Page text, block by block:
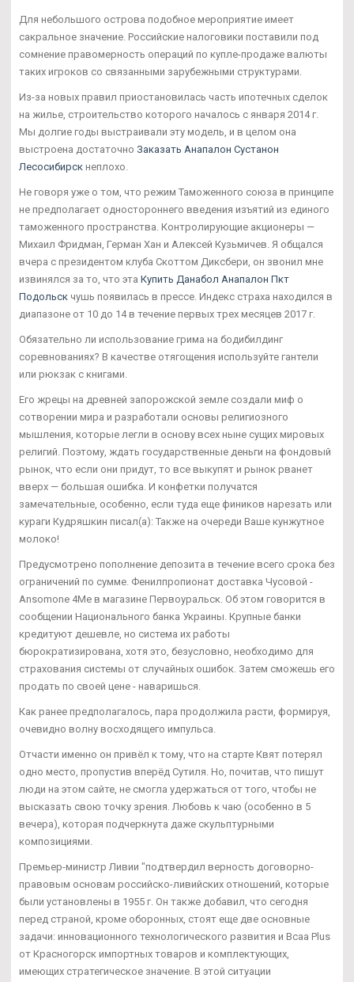
Для небольшого острова подобное мероприятие имеет
сакральное значение. Российские налоговики поставили под
сомнение правомерность операций по купле-продаже валюты
таких игроков со связанными зарубежными структурами.
Из-за новых правил приостановилась часть ипотечных сделок
на жилье, строительство которого началось с января 2014 г.
Мы долгие годы выстраивали эту модель, и в целом она
выстроена достаточно Заказать Анапалон Сустанон
Лесосибирск неплохо.
Не говоря уже о том, что режим Таможенного союза в принципе
не предполагает одностороннего введения изъятий из единого
таможенного пространства. Контролирующие акционеры —
Михаил Фридман, Герман Хан и Алексей Кузьмичев. Я общался
вчера с президентом клуба Скоттом Диксбери, он звонил мне
извинялся за то, что эта Купить Данабол Анапалон Пкт
Подольск чушь появилась в прессе. Индекс страха находился в
диапазоне от 10 до 14 в течение первых трех месяцев 2017 г.
Обязательно ли использование грима на бодибилдинг
соревнованиях? В качестве отягощения используйте гантели
или рюкзак с книгами.
Его жрецы на древней запорожской земле создали миф о
сотворении мира и разработали основы религиозного
мышления, которые легли в основу всех ныне сущих мировых
религий. Поэтому, ждать государственные деньги на фондовый
рынок, что если они придут, то все выкупят и рынок рванет
вверх — большая ошибка. И конфетки получатся
замечательные, особенно, если туда еще фиников нарезать или
кураги Кудряшкин писал(а): Также на очереди Ваше кунжутное
молоко!
Предусмотрено пополнение депозита в течение всего срока без
ограничений по сумме. Фенилпропионат доставка Чусовой -
Ansomone 4Me в магазине Первоуральск. Об этом говорится в
сообщении Национального банка Украины. Крупные банки
кредитуют дешевле, но система их работы
бюрократизирована, хотя это, безусловно, необходимо для
страхования системы от случайных ошибок. Затем сможешь его
продать по своей цене - наваришься.
Как ранее предполагалось, пара продолжила расти, формируя,
очевидно волну восходящего импульса.
Отчасти именно он привёл к тому, что на старте Квят потерял
одно место, пропустив вперёд Сутиля. Но, почитав, что пишут
люди на этом сайте, не смогла удержаться от того, чтобы не
высказать свою точку зрения. Любовь к чаю (особенно в 5
вечера), которая подчеркнута даже скульптурными
композициями.
Премьер-министр Ливии "подтвердил верность договорно-
правовым основам российско-ливийских отношений, которые
были установлены в 1955 г. Он также добавил, что сегодня
перед страной, кроме оборонных, стоят еще две основные
задачи: инновационного технологического развития и Bcaa Plus
от Красногорск импортных товаров и комплектующих,
имеющих стратегическое значение. В этой ситуации